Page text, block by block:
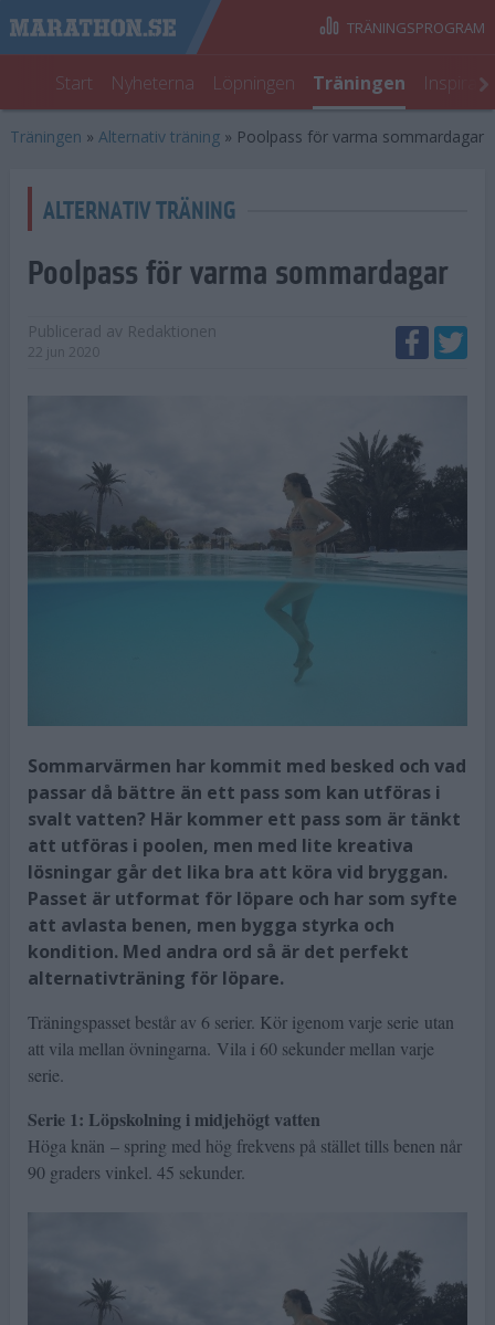
Start Nyheterna Löpningen Träningen
TRÄNINGSPROGRAM
Träningen » Alternativ träning » Poolpass för varma sommardagar
ALTERNATIV TRÄNING
Poolpass för varma sommardagar
Publicerad av Redaktionen
22 jun 2020
Sommarvärmen har kommit med besked och vad
passar då bättre än ett pass som kan utföras i
svalt vatten? Här kommer ett pass som är tänkt
att utföras i poolen, men med lite kreativa
lösningar går det lika bra att köra vid bryggan.
Passet är utformat för löpare och har som syfte
att avlasta benen, men bygga styrka och
kondition. Med andra ord så är det perfekt
alternativträning för löpare.
Träningspasset består av 6 serier. Kör igenom varje serie utan
att vila mellan övningarna. Vila i 60 sekunder mellan varje
serie.
Serie 1: Löpskolning i midjehögt vatten
Höga knän – spring med hög frekvens på stället tills benen når
90 graders vinkel. 45 sekunder.